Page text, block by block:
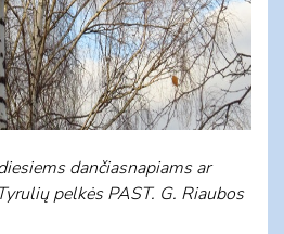
dančiasnapiams ar
pelkės PAST. G. Riaubos